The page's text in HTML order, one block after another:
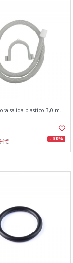
salida plastico 3,0 m.
- 30%